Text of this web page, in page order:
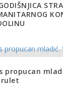
propucan